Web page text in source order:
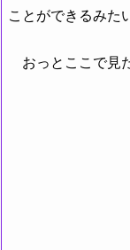
ことができるみた
おっとここで見